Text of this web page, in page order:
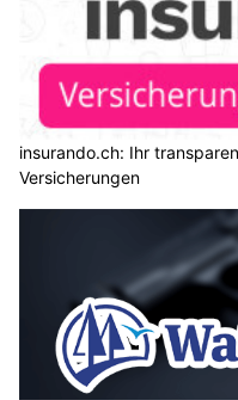
insurando.ch: Ihr
Versicherungen